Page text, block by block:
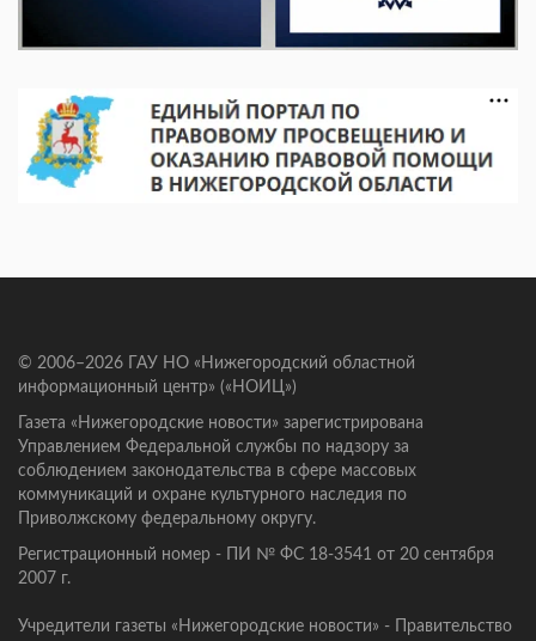
© 2006–2026 ГАУ НО «Нижегородский областной
информационный центр» («НОИЦ»)
Газета «Нижегородские новости» зарегистрирована
Управлением Федеральной службы по надзору за
соблюдением законодательства в сфере массовых
коммуникаций и охране культурного наследия по
Приволжскому федеральному округу.
Регистрационный номер - ПИ № ФС 18-3541 от 20 сентября
2007 г.
Учредители газеты «Нижегородские новости» - Правительство